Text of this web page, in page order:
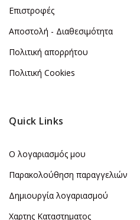
Επιστροφές
Αποστολή - Διαθεσιμότητα
Πολιτική απορρήτου
Πολιτική Cookies
Quick Links
Ο λογαριασμός μου
Παρακολούθηση παραγγελιών
Δημιουργία λογαριασμού
Χαρτης Καταστηματος